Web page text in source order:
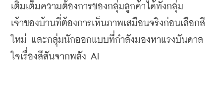
เติมเต็มความต้องการของกลุ่มลูกค้าได้ทั้งกลุ่ม
เจ้าของบ้านที่ต้องการเห็นภาพเสมือนจริงก่อนเลือกสี
ใหม่ และกลุ่มนักออกแบบที่กำลังมองหาแรงบันดาล
ใจเรื่องสีสันจากพลัง AI